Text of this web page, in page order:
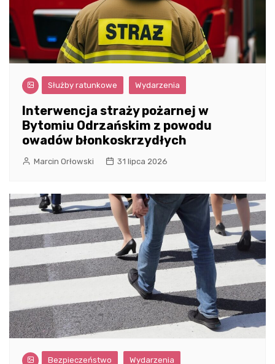
Służby ratunkowe Wydarzenia
Interwencja straży pożarnej w
Bytomiu Odrzańskim z powodu
owadów błonkoskrzydłych
Marcin Orłowski 31 lipca 2026
Bezpieczeństwo Wydarzenia